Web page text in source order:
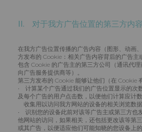
II. 对于我方广告位置的第三方内容
在我方广告位置传播的广告内容（图形、动画
方发布的 Cookie：相关广告内容背后的广告主
包含 Cookie 的广告主的第三方公司（通讯代
向广告服务提供商等）。
第三方发布的 Cookie 能够让他们（在 Cookie
• 计算某个广告通过我们的广告位置显示的次
及每个广告的用户点击数，以便他们计算应计
收集用以访问我方网站的设备的相关浏览数据
• 识别您的设备此前对该等广告主或第三方也
他网站的访问，如果相关，还包括更改该等第
或其广告，以便适应他们可能知晓的您设备上的